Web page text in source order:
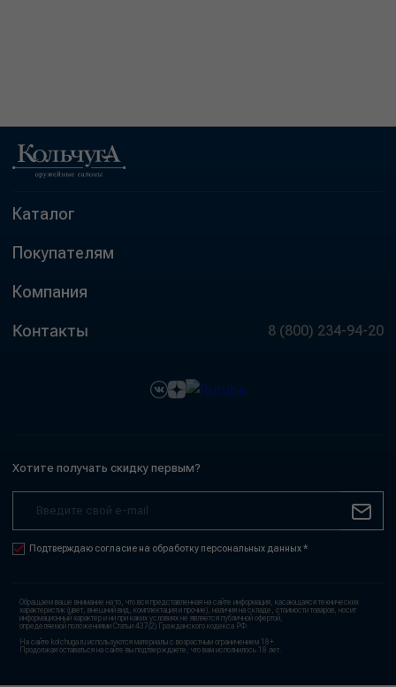
Каталог
Покупателям
Компания
Контакты 8 (800) 234-94-20
Хотите получать скидку первым?
Подтверждаю согласие на обработку персональных данных *
Обращаем ваше внимание на то, что вся представленная на сайте информация, касающаяся технических
характеристик (цвет, внешний вид, комплектация и прочие), наличия на складе, стоимости товаров, носит
информационный характер и ни при каких условиях не является публичной офертой,
определяемой положениями Статьи 437(2) Гражданского кодекса РФ.
На сайте kolchuga.ru используются материалы с возрастным ограничением 18+.
Продолжая оставаться на сайте вы подтверждаете, что вам исполнилось 18 лет.